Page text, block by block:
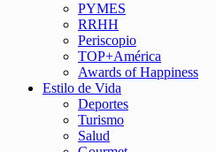
PYMES
RRHH
Periscopio
TOP+América
Awards of Happiness
Estilo de Vida
Deportes
Turismo
Salud